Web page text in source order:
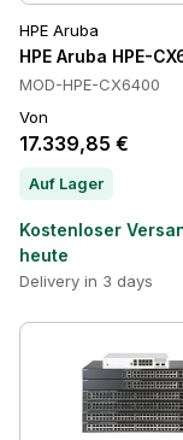
HPE Aruba
HPE Aruba HPE-
MOD-HPE-CX6400
Von
17.339,85 €
Auf Lager
Kostenloser
heute
Delivery in 3 days